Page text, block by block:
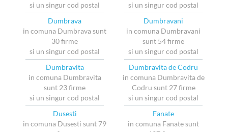
si un singur cod postal
si un singur cod postal
Dumbrava
in comuna Dumbrava sunt
30 firme
si un singur cod postal
Dumbravani
in comuna Dumbravani
sunt 54 firme
si un singur cod postal
Dumbravita
in comuna Dumbravita
sunt 23 firme
si un singur cod postal
Dumbravita de Codru
in comuna Dumbravita de
Codru sunt 27 firme
si un singur cod postal
Dusesti
in comuna Dusesti sunt 79
Fanate
in comuna Fanate sunt